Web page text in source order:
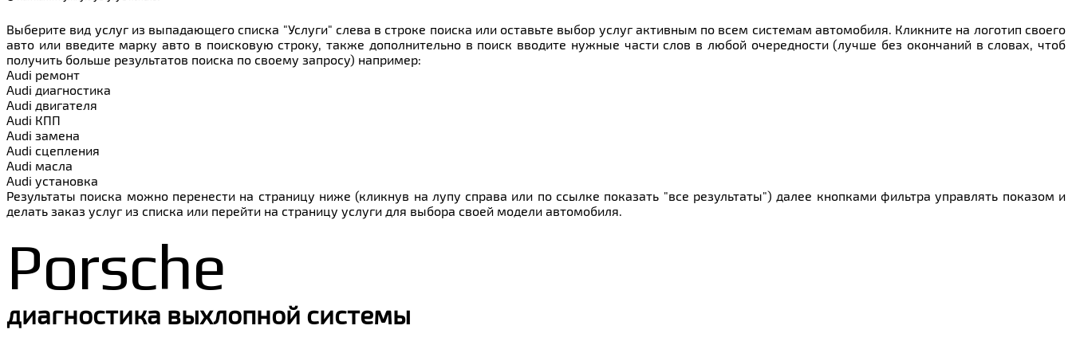
Выберите вид услуг из выпадающего списка "Услуги" слева в строке поиска или оставьте выбор услуг активным по всем системам автомобиля. Кликните на логотип своего
авто или введите марку авто в поисковую строку, также дополнительно в поиск вводите нужные части слов в любой очередности (лучше без окончаний в словах, чтоб
получить больше результатов поиска по своему запросу) например:
Audi ремонт
Audi диагностика
Audi двигателя
Audi КПП
Audi замена
Audi сцепления
Audi масла
Audi установка
Результаты поиска можно перенести на страницу ниже (кликнув на лупу справа или по ссылке показать "все результаты") далее кнопками фильтра управлять показом и
делать заказ услуг из списка или перейти на страницу услуги для выбора своей модели автомобиля.
Porsche
диагностика выхлопной системы